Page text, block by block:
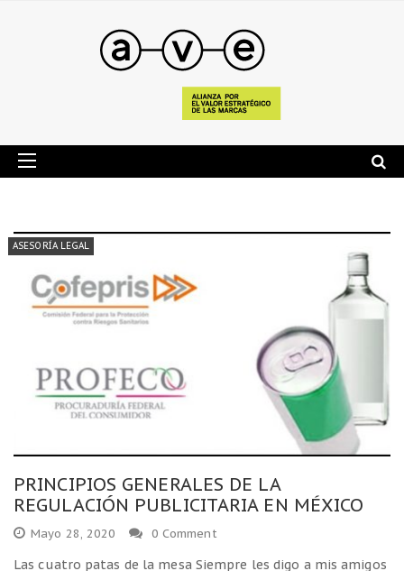
ASESORÍA LEGAL
PRINCIPIOS GENERALES DE LA
REGULACIÓN PUBLICITARIA EN MÉXICO
Mayo 28, 2020 0 Comment
Las cuatro patas de la mesa Siempre les digo a mis amigos